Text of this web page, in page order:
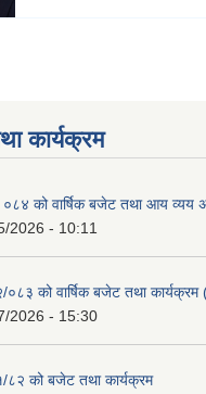
कार्यक्रम
को वार्षिक बजेट तथा आय व्यय
2026 - 10:11
को वार्षिक बजेट तथा कार्यक्रम
2026 - 15:30
को बजेट तथा कार्यक्रम